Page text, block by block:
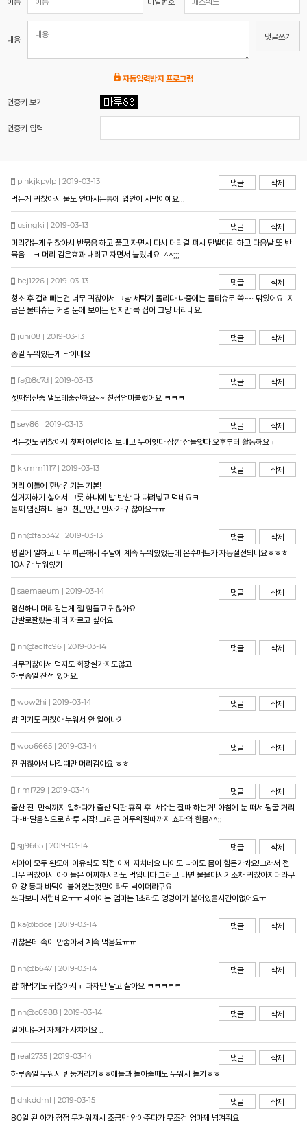
내용 댓글쓰기
자동입력방지 프로그램
인증키 보기
인증키 입력
pinkjkpylp | 2019-03-13 삭제
댓글
먹는게 귀찮아서 물도 안마시는통에 입안이 사막이예요...
usingki | 2019-03-13 삭제
댓글
머리감는게 귀찮아서 반묶음 하고 풀고 자면서 다시 머리결 펴서 단발머리 하고 다음날 또 반
묶음... ㅋ 머리 감은효과 내려고 자면서 눌렀네요. ^^;;;
bej1226 | 2019-03-13 삭제
댓글
청소 후 걸레빠는건 너무 귀찮아서 그냥 세탁기 돌리다 나중에는 물티슈로 쓱~~ 닦았어요. 지
금은 물티슈는 커녕 눈에 보이는 먼지만 콕 집어 그냥 버리네요.
juni08 | 2019-03-13 삭제
댓글
종일 누워있는게 낙이네요
fa@8c7d | 2019-03-13 삭제
댓글
셋째임신중 낼모레출산해요~~ 친정엄마불렀어요 ㅋㅋㅋ
sey86 | 2019-03-13 삭제
댓글
먹는것도 귀찮아서 첫째 어린이집 보내고 누어잇다 잠깐 잠들엇다 오후부터 활동해요ㅜ
kkmm1117 | 2019-03-13 삭제
댓글
머리 이틀에 한번감기는 기본!
설거지하기 싫어서 그릇 하나에 밥 반찬 다 때려넣고 먹네요ㅋ
둘째 임신하니 몸이 천근만근 만사가 귀찮아요ㅠㅠ
nh@fab342 | 2019-03-13 삭제
댓글
평일에 일하고 너무 피곤해서 주말에 계속 누워있었는데 온수매트가 자동절전되네요ㅎㅎㅎ
10시간 누워있기
saemaeum | 2019-03-14 삭제
댓글
임신하니 머리감는게 젤 힘들고 귀찮아요
단발로잘랐는데 더 자르고 싶어요
nh@ac1fc96 | 2019-03-14 삭제
댓글
너무귀찮아서 먹지도 화장실가지도않고
하루종일 잔적 있어요.
wow2hi | 2019-03-14 삭제
댓글
밥 먹기도 귀찮아 누워서 안 일어나기
woo6665 | 2019-03-14 삭제
댓글
전 귀찮아서 나갈때만 머리감아요 ㅎㅎ
rimi729 | 2019-03-14 삭제
댓글
출산 전..만삭까지 일하다가 출산 막판 휴직 후..세수는 잘때 하는거! 아침에 눈 떠서 뒹굴 거리
다~배달음식으로 하루 시작! 그리곤 어두워질때까지 쇼파와 한몸^^;;
sjj9665 | 2019-03-14 삭제
댓글
세아이 모두 완모에 이유식도 직접 이제 지치네요 나이도 나이도 몸이 힘든가봐요!그래서 전
너무 귀찮아서 아이들은 어찌해서라도 먹입니다 그러고 나면 물을마시기조차 귀찮아지더라구
요 걍 등과 바닥이 붙어있는것만이라도 낙이더라구요
쓰다보니 서럽네요ㅜㅜ 세아이는 엄마는 1초라도 엉덩이가 붙어있을시간이없어요ㅜ
ka@bdce | 2019-03-14 삭제
댓글
귀찮은데 속이 안좋아서 계속 먹음요ㅠㅠ
nh@b647 | 2019-03-14 삭제
댓글
밥 해먹기도 귀찮아서ㅜ 과자만 달고 살아요 ㅋㅋㅋㅋㅋ
nh@c6988 | 2019-03-14 삭제
댓글
일어나는거 자체가 사치에요 ..
real2735 | 2019-03-14 삭제
댓글
하루종일 누워서 빈둥거리기ㅎㅎ애들과 놀아줄때도 누워서 놀기ㅎㅎ
dhkddml | 2019-03-15 삭제
댓글
80일 된 아가 점점 무거워져서 조금만 안아주다가 무조건 엄마께 넘겨줘요